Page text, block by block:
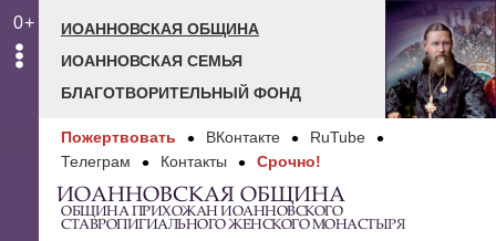
0+
ИОАННОВСКАЯ ОБЩИНА
ИОАННОВСКАЯ СЕМЬЯ
БЛАГОТВОРИТЕЛЬНЫЙ ФОНД
Пожертвовать ВКонтакте
RuTube
Телеграм
Контакты Срочно!
ИОАННОВСКАЯ ОБЩИНА
ОБЩИНА ПРИХОЖАН ИОАННОВСКОГО
СТАВРОПИГИАЛЬНОГО ЖЕНСКОГО МОНАСТЫРЯ